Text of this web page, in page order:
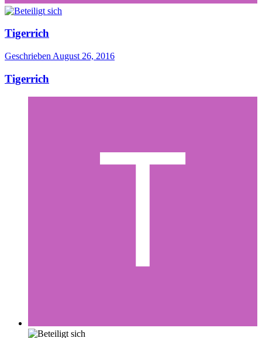
Tigerrich
Geschrieben August 26, 2016
Tigerrich